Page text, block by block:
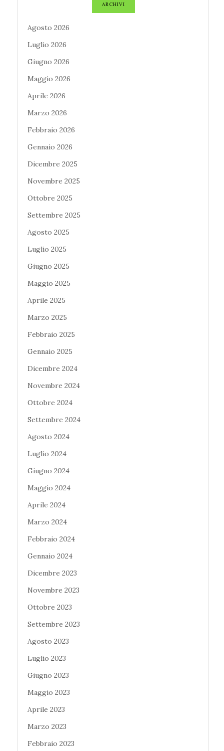
ARCHIVI
Agosto 2026
Luglio 2026
Giugno 2026
Maggio 2026
Aprile 2026
Marzo 2026
Febbraio 2026
Gennaio 2026
Dicembre 2025
Novembre 2025
Ottobre 2025
Settembre 2025
Agosto 2025
Luglio 2025
Giugno 2025
Maggio 2025
Aprile 2025
Marzo 2025
Febbraio 2025
Gennaio 2025
Dicembre 2024
Novembre 2024
Ottobre 2024
Settembre 2024
Agosto 2024
Luglio 2024
Giugno 2024
Maggio 2024
Aprile 2024
Marzo 2024
Febbraio 2024
Gennaio 2024
Dicembre 2023
Novembre 2023
Ottobre 2023
Settembre 2023
Agosto 2023
Luglio 2023
Giugno 2023
Maggio 2023
Aprile 2023
Marzo 2023
Febbraio 2023